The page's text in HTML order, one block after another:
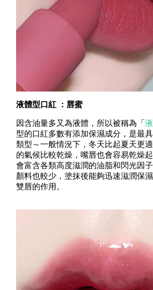
液體型口紅 ：唇蜜
因含油量多又為液體，所以被稱為「
型的口紅多數有添加保濕成分，是最
類型～一般情況下，冬天比起夏天更
的氣候比較乾燥，嘴唇也會容易乾燥
會富含各類高度滋潤的油脂和閃光因
顏料也較少，塗抹後能夠迅速滋潤保
雙唇的作用。